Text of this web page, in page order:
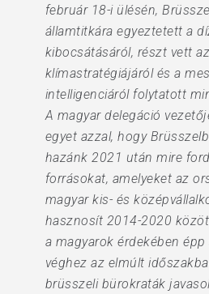
február 18-i ülésén,
államtitkára egyeztetett a
kibocsátásáról, részt vett
klímastratégiájáról és a
intelligenciáról folytatott
A magyar delegáció
egyet azzal, hogy
hazánk 2021 után mire
forrásokat, amelyeket az
magyar kis- és
hasznosít 2014-2020
a magyarok érdekében
véghez az elmúlt
brüsszeli bürokraták